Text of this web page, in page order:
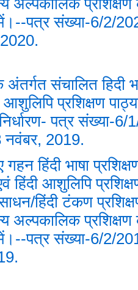
अल्‍पकालिक प्रशिक्षण
पत्र संख्‍या-6/2/
अंतर्गत संचालित हिदी
प्रशिक्षण
पत्र संख्‍या-6/
नवंबर, 2019.
हिंदी भाषा
आशुलिपि प्रशिक्षण
हिंदी टंकण
अल्‍पकालिक प्रशिक्षण
पत्र संख्‍या-6/2/